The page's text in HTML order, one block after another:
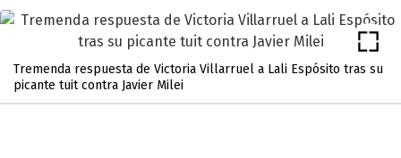
Tremenda respuesta de Victoria Villarruel a Lali Espósito tras su
picante tuit contra Javier Milei